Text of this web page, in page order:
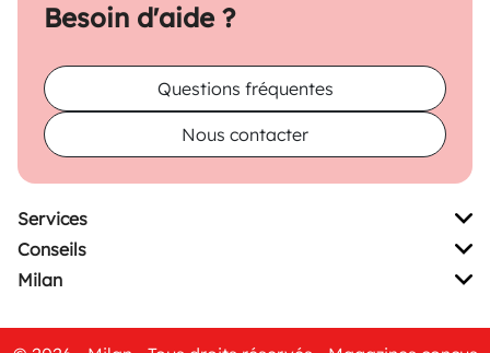
Besoin d'aide ?
Questions fréquentes
Nous contacter
Services
Conseils
Milan